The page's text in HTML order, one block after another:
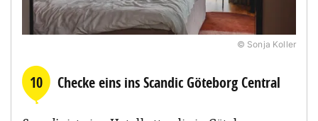
© Sonja Koller
10 Checke eins ins Scandic Göteborg Central